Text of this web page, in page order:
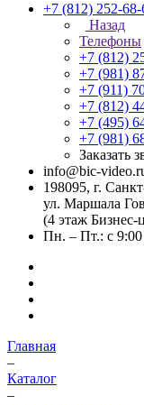
+7 (812) 252-68-
Назад
Телефоны
+7 (812)
+7 (981)
+7 (911)
+7 (812)
+7 (495)
+7 (981)
Заказать
info@bic-
198095, г.
ул. Маршала
(4 этаж Бизнес-
Пн. – Пт.: с 9:00
Главная
–
Каталог
–